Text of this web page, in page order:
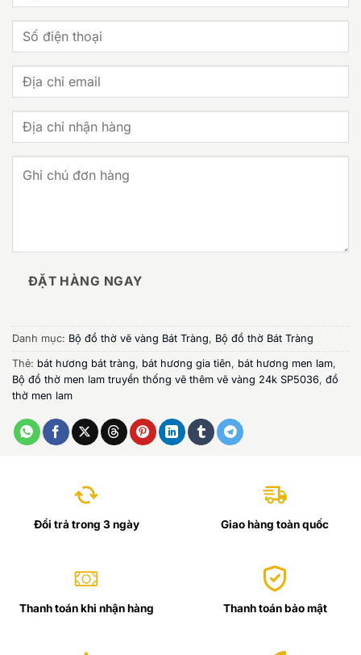
ĐẶT HÀNG NGAY
Danh mục: Bộ đồ thờ vẽ vàng Bát Tràng, Bộ đồ thờ Bát Tràng
Thẻ: bát hương bát tràng, bát hương gia tiên, bát hương men lam,
Bộ đồ thờ men lam truyền thống vẽ thêm vẽ vàng 24k SP5036, đồ
thờ men lam
Đổi trả trong 3 ngày Giao hàng toàn quốc
Thanh toán khi nhận hàng Thanh toán bảo mật